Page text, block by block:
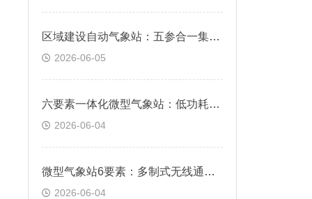
区域建设自动气象站：五参合一集成机身，温湿风压雨量同步采集
2026-06-05
六要素一体化微型气象站：低功耗耐用机身，全天候野外免维护运行
2026-06-04
微型气象站6要素：多制式无线通讯，远程云端实时查看数据
2026-06-04